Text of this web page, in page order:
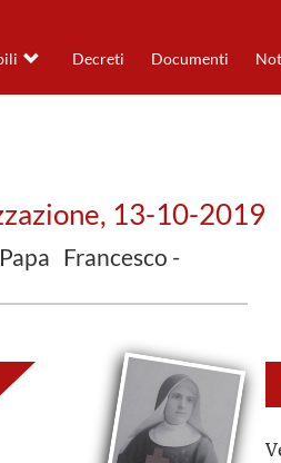
Decreti Documenti
13-10-2019
Francesco -